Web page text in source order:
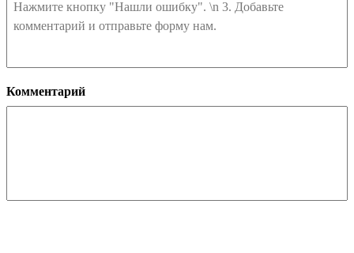
Комментарий